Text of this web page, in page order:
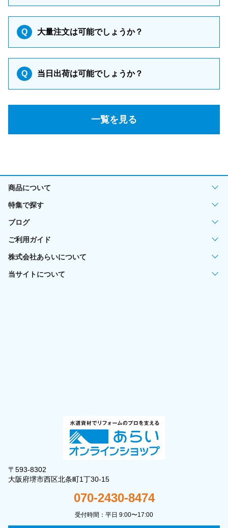
Q 大量注文は可能でしょうか？
Q 当日出荷は可能でしょうか？
一覧を見る
商品について
特集で探す
ブログ
ご利用ガイド
株式会社あらいについて
当サイトについて
〒593-8302
大阪府堺市西区北条町1丁30-15
070-2430-8474
受付時間：平日 9:00〜17:00